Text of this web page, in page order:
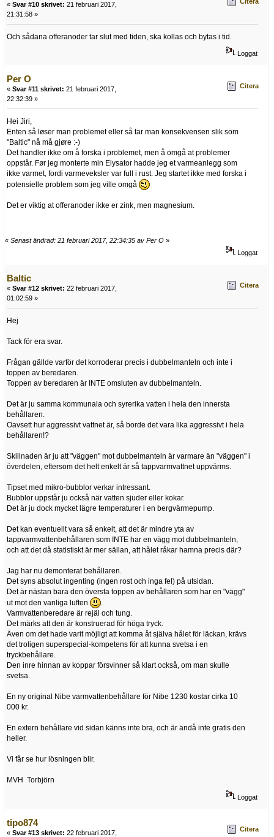
« Svar #10 skrivet: 21 februari 2017,
21:31:58 »
Och sådana offeranoder tar slut med tiden, ska kollas och bytas i tid.
Loggat
Per O
« Svar #11 skrivet: 21 februari 2017,
22:32:39 »
Citera
Hei Jiri,
Enten så løser man problemet eller så tar man konsekvensen slik som
"Baltic" nå må gjøre :-)
Det handler ikke om å forska i problemet, men å omgå at problemer
oppstår. Før jeg monterte min Elysator hadde jeg et varmeanlegg som
ikke varmet, fordi varmeveksler var full i rust. Jeg startet ikke med forska i
potensielle problem som jeg ville omgå
Det er viktig at offeranoder ikke er zink, men magnesium.
« Senast ändrad: 21 februari 2017, 22:34:35 av Per O »
Loggat
Baltic
« Svar #12 skrivet: 22 februari 2017,
01:02:59 »
Citera
Hej
Tack för era svar.
Frågan gällde varför det korroderar precis i dubbelmanteln och inte i
toppen av beredaren.
Toppen av beredaren är INTE omsluten av dubbelmanteln.
Det är ju samma kommunala och syrerika vatten i hela den innersta
behållaren.
Oavsett hur aggressivt vattnet är, så borde det vara lika aggressivt i hela
behållaren!?
Skillnaden är ju att "väggen" mot dubbelmanteln är varmare än "väggen" i
överdelen, eftersom det helt enkelt är så tappvarmvattnet uppvärms.
Tipset med mikro-bubblor verkar intressant.
Bubblor uppstår ju också när vatten sjuder eller kokar.
Det är ju dock mycket lägre temperaturer i en bergvärmepump.
Det kan eventuellt vara så enkelt, att det är mindre yta av
tappvarmvattenbehållaren som INTE har en vägg mot dubbelmanteln,
och att det då statistiskt är mer sällan, att hålet råkar hamna precis där?
Jag har nu demonterat behållaren.
Det syns absolut ingenting (ingen rost och inga fel) på utsidan.
Det är nästan bara den översta toppen av behållaren som har en "vägg"
ut mot den vanliga luften
.
Varmvattenberedare är rejäl och tung.
Det märks att den är konstruerad för höga tryck.
Även om det hade varit möjligt att komma åt själva hålet för läckan, krävs
det troligen superspecial-kompetens för att kunna svetsa i en
tryckbehållare.
Den inre hinnan av koppar försvinner så klart också, om man skulle
svetsa.
En ny original Nibe varmvattenbehållare för Nibe 1230 kostar cirka 10
000 kr.
En extern behållare vid sidan känns inte bra, och är ändå inte gratis den
heller.
Vi får se hur lösningen blir.
MVH Torbjörn
Loggat
tipo874
« Svar #13 skrivet: 22 februari 2017,
Citera